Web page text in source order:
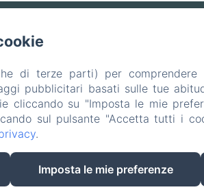
Francesco Crispi 146, Catanzaro
+39 329 851 2424 / +39
bebiospa@gmail.com
EN IT
di terze parti) per
pubblicitari basati sulle tue
cliccando su "Imposta le mie
sul pulsante "Accetta tutti i
.
Imposta le mie preferenze